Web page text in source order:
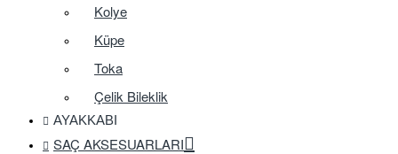
Kolye
Küpe
Toka
Çelik Bileklik
AYAKKABI
SAÇ AKSESUARLARI